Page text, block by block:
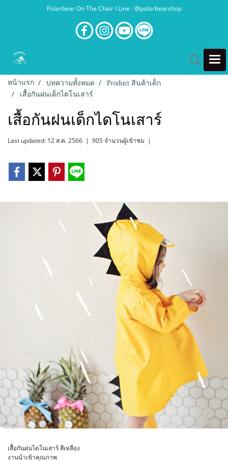
Polarbear On The Chair l Line : @polarbearshop
หน้าแรก บทความทั้งหมด
Product สินค้าเด็ก
เสื้อกันฝนเด็กไดโนเสาร์
เสื้อกันฝนเด็กไดโนเสาร์
Last updated: 12 ส.ค. 2566 | 905 จำนวนผู้เข้าชม |
เสื้อกันฝนไดโนเสาร์ สีเหลือง
งานนำเข้าคุณภาพ